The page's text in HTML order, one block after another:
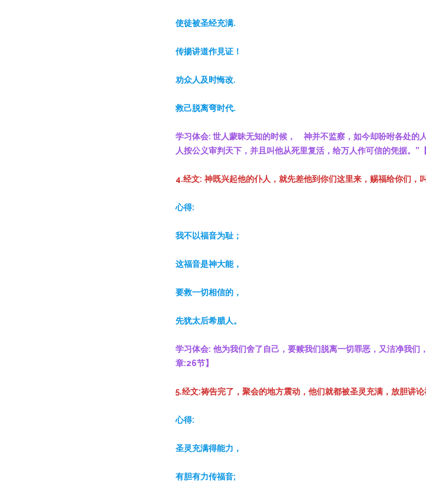
使徒被圣经充满.
传揚讲道作見证！
劝众人及时悔改.
救己脱离弯时代.
学习体会: 世人蒙昧无知的时候， 神并不监察，如今却吩咐各处的
人按公义审判天下，并且叫他从死里复活，给万人作可信的凭据。”【
4.经文: 神既兴起他的仆人，就先差他到你们这里来，赐福给你们，
心得:
我不以福音为耻；
这福音是神大能，
要救一切相信的，
先犹太后希腊人。
学习体会: 他为我们舍了自己，要赎我们脱离一切罪恶，又洁净我们
章:26节】
5.经文:祷告完了，聚会的地方震动，他们就都被圣灵充满，放胆讲论
心得:
圣灵充满得能力，
有胆有力传福音;